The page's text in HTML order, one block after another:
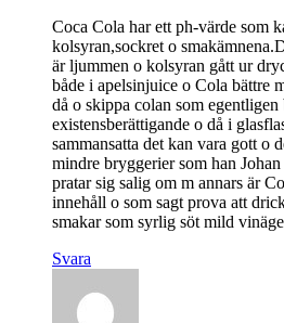
Coca Cola har ett ph-värde som
kolsyran,sockret o
är ljummen o kolsyran gått ur
både i apelsinjuice o Cola bättre
då o skippa colan som egentligen
existensberättigande o då i
sammansatta det kan vara gott o
mindre bryggerier som han
pratar sig salig om m annars är
innehåll o som sagt prova att
smakar som syrlig söt mild
Svara